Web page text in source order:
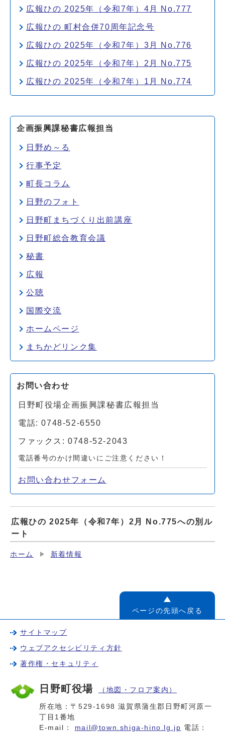
広報ひの 2025年（令和7年）4月 No.777
広報ひの 町村合併70周年記念号
広報ひの 2025年（令和7年）3月 No.776
広報ひの 2025年（令和7年）2月 No.775
広報ひの 2025年（令和7年）1月 No.774
企画振興課秘書広報担当
日野め～る
行事予定
町長コラム
日野のフォト
日野町まちづくり出前講座
日野町総合教育会議
秘書
広報
公聴
国際交流
ホームページ
まちかどリンク集
お問い合わせ
日野町役場企画振興課秘書広報担当
電話: 0748-52-6550
ファックス: 0748-52-2043
電話番号のかけ間違いにご注意ください！
お問い合わせフォーム
広報ひの 2025年（令和7年）2月 No.775への別ル
ート
ホーム 新着情報
ページの先頭へ戻る
サイトマップ
ウェブアクセシビリティ方針
著作権・セキュリティ
日野町役場 （地図・フロア案内）
所在地：〒529-1698 滋賀県蒲生郡日野町河原一
丁目1番地
E-mail： mail@town.shiga-hino.lg.jp 電話：